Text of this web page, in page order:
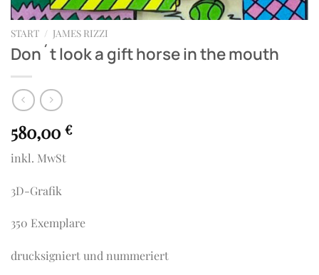
START / JAMES RIZZI
Don´t look a gift horse in the mouth
580,00 €
inkl. MwSt
3D-Grafik
350 Exemplare
drucksigniert und nummeriert